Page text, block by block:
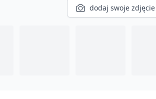
dodaj swoje zdjęcie